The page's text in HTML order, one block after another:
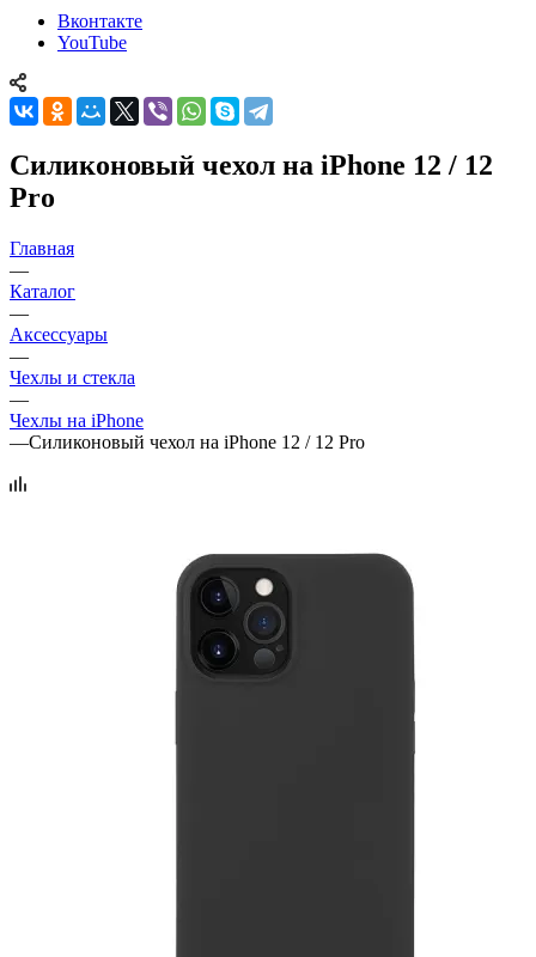
Вконтакте
YouTube
Силиконовый чехол на iPhone 12 / 12
Pro
Главная
—
Каталог
—
Аксессуары
—
Чехлы и стекла
—
Чехлы на iPhone
—Силиконовый чехол на iPhone 12 / 12 Pro